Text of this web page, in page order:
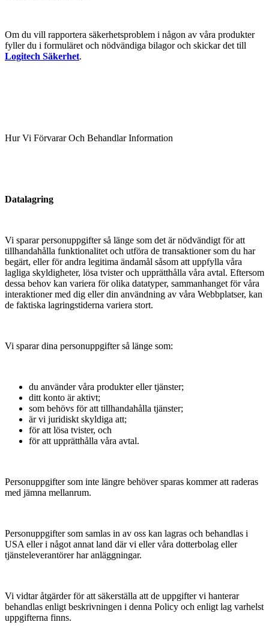
Om du vill rapportera säkerhetsproblem i någon av våra produkter
fyller du i formuläret och nödvändiga bilagor och skickar det till
Logitech Säkerhet.
Hur Vi Förvarar Och Behandlar Information
Datalagring
Vi sparar personuppgifter så länge som det är nödvändigt för att
tillhandahålla funktionalitet och utföra de transaktioner som du har
begärt, eller för andra legitima ändamål såsom att uppfylla våra
lagliga skyldigheter, lösa tvister och upprätthålla våra avtal. Eftersom
dessa behov kan variera för olika datatyper, sammanhanget för våra
interaktioner med dig eller din användning av våra Webbplatser, kan
de faktiska lagringstiderna variera stort.
Vi sparar dina personuppgifter så länge som:
du använder våra produkter eller tjänster;
ditt konto är aktivt;
som behövs för att tillhandahålla tjänster;
är vi juridiskt skyldiga att;
för att lösa tvister, och
för att upprätthålla våra avtal.
Personuppgifter som inte längre behöver sparas kommer att raderas
med jämna mellanrum.
Personuppgifter som samlas in av oss kan lagras och behandlas i
USA eller i något annat land där vi eller våra dotterbolag eller
tjänsteleverantörer har anläggningar.
Vi vidtar åtgärder för att säkerställa att de uppgifter vi hanterar
behandlas enligt beskrivningen i denna Policy och enligt lag varhelst
uppgifterna finns.